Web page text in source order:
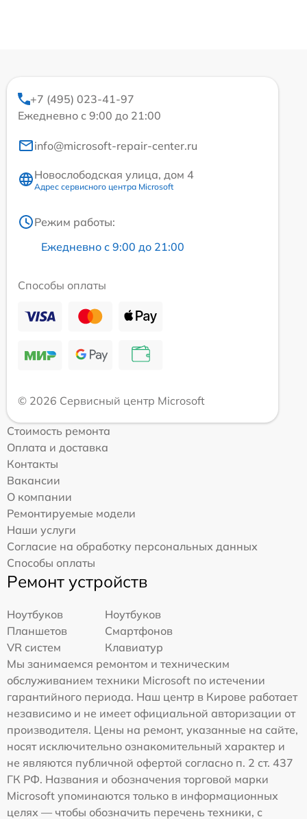
+7 (495) 023-41-97
Ежедневно с 9:00 до 21:00
info@microsoft-repair-center.ru
Новослободская улица, дом 4
Адрес сервисного центра Microsoft
Режим работы:
Ежедневно с 9:00 до 21:00
Способы оплаты
© 2026 Сервисный центр Microsoft
Стоимость ремонта
Оплата и доставка
Контакты
Вакансии
О компании
Ремонтируемые модели
Наши услуги
Согласие на обработку персональных данных
Способы оплаты
Ремонт устройств
Ноутбуков
Ноутбуков
Планшетов
Смартфонов
VR систем
Клавиатур
Мы занимаемся ремонтом и техническим
обслуживанием техники Microsoft по истечении
гарантийного периода. Наш центр в Кирове работает
независимо и не имеет официальной авторизации от
производителя. Цены на ремонт, указанные на сайте,
носят исключительно ознакомительный характер и
не являются публичной офертой согласно п. 2 ст. 437
ГК РФ. Названия и обозначения торговой марки
Microsoft упоминаются только в информационных
целях — чтобы обозначить перечень техники, с